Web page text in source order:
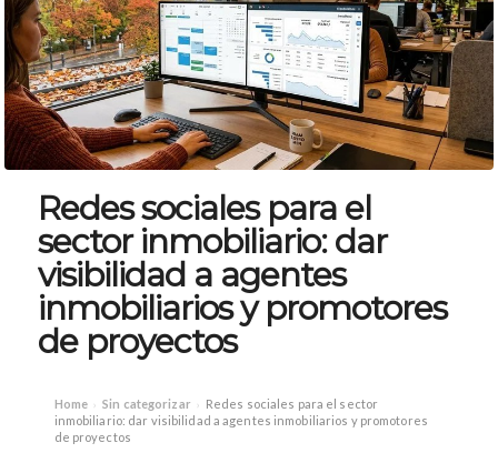
Redes sociales para el
sector inmobiliario: dar
visibilidad a agentes
inmobiliarios y promotores
de proyectos
Home › Sin categorizar › Redes sociales para el sector
inmobiliario: dar visibilidad a agentes inmobiliarios y promotores
de proyectos